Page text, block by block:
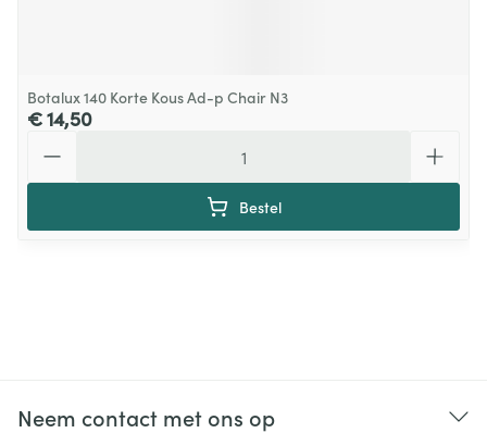
Botalux 140 Korte Kous Ad-p Chair N3
€ 14,50
Bestel
Neem contact met ons op